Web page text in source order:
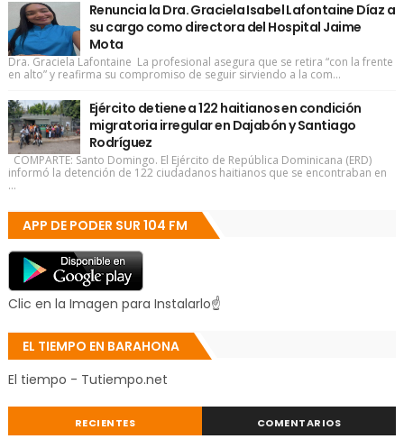
Renuncia la Dra. Graciela Isabel Lafontaine Díaz a
su cargo como directora del Hospital Jaime
Mota
Dra. Graciela Lafontaine La profesional asegura que se retira “con la frente
en alto” y reafirma su compromiso de seguir sirviendo a la com...
Ejército detiene a 122 haitianos en condición
migratoria irregular en Dajabón y Santiago
Rodríguez
COMPARTE: Santo Domingo. El Ejército de República Dominicana (ERD)
informó la detención de 122 ciudadanos haitianos que se encontraban en
...
APP DE PODER SUR 104 FM
Clic en la Imagen para Instalarlo☝
EL TIEMPO EN BARAHONA
El tiempo - Tutiempo.net
RECIENTES COMENTARIOS